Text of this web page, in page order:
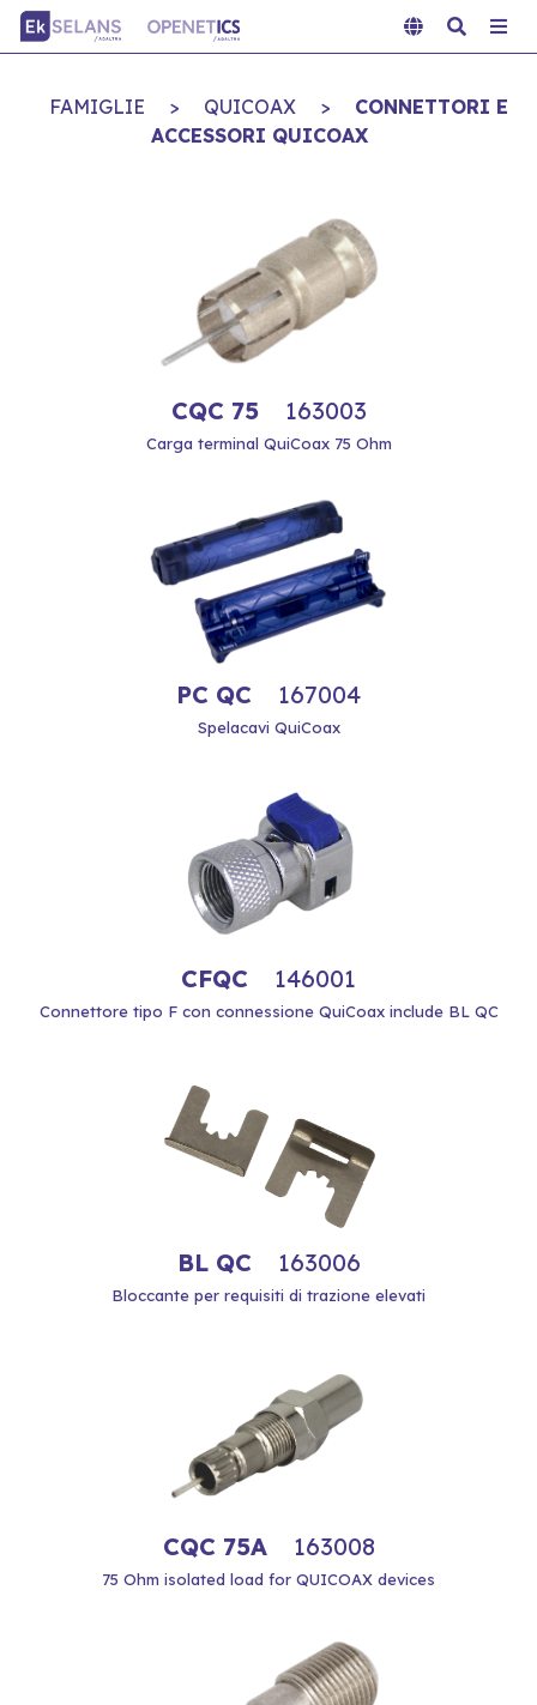
FAMIGLIE > QUICOAX >
CONNETTORI E
ACCESSORI QUICOAX
CQC 75 163003
Carga terminal QuiCoax 75 Ohm
PC QC 167004
Spelacavi QuiCoax
CFQC 146001
Connettore tipo F con connessione QuiCoax include BL QC
BL QC 163006
Bloccante per requisiti di trazione elevati
CQC 75A 163008
75 Ohm isolated load for QUICOAX devices